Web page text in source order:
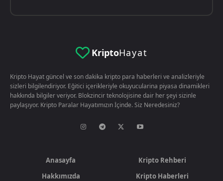
KriptoHayat
Kripto Hayat güncel ve son dakika kripto para haberleri ve analizleriyle
sizleri bilgilendiriyor. Eğitici içerikleriyle okuyucularina piyasa dinamikleri
hakkında bilgiler veriyor. Blokzincir teknolojisine dair her şeyi sizinle
paylaşıyor. Kripto Paralar Hayatımızın İçinde. Siz Neredesiniz?
Anasayfa
Hakkımızda
Kripto Rehberi
Kripto Haberleri